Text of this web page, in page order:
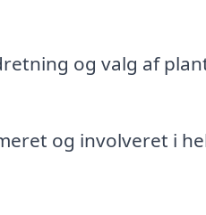
og valg af
og involveret i